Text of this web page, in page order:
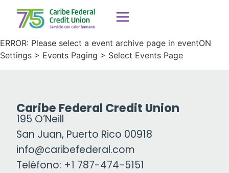
ERROR: Please select a event archive page in eventON
Settings > Events Paging > Select Events Page
Caribe Federal Credit Union
195 O’Neill
San Juan, Puerto Rico 00918
info@caribefederal.com
Teléfono: +1 787-474-5151